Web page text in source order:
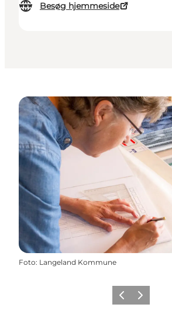
Besøg hjemmeside
Foto: Langeland Kommune
ForrigeNæste